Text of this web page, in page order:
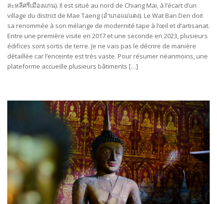
สะหลีศรีเมืองแกน). Il est situé au nord de Chiang Mai, à l’écart d’un
village du district de Mae Taeng (อำเภอแม่แตง). Le Wat Ban Den doit
sa renommée à son mélange de modernité tape à l’œil et d’artisanat.
Entre une première visite en 2017 et une seconde en 2023, plusieurs
édifices sont sortis de terre. Je ne vais pas le décrire de manière
détaillée car l’enceinte est très vaste. Pour résumer néanmoins, une
plateforme accueille plusieurs bâtiments […]